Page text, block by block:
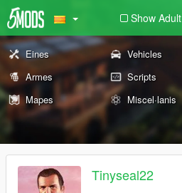
Show Adult
Eines Vehicles
Armes
Scripts
Mapes
Miscel·lanis
Tinyseal22